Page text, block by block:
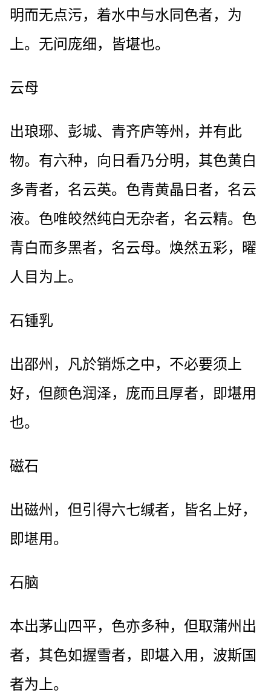
明而无点污，着水中与水同色者，为
上。无问庞细，皆堪也。
云母
出琅琊、彭城、青齐庐等州，并有此
物。有六种，向日看乃分明，其色黄白
多青者，名云英。色青黄晶日者，名云
液。色唯皎然纯白无杂者，名云精。色
青白而多黑者，名云母。焕然五彩，曜
人目为上。
石锺乳
出邵州，凡於销烁之中，不必要须上
好，但颜色润泽，庞而且厚者，即堪用
也。
磁石
出磁州，但引得六七缄者，皆名上好，
即堪用。
石脑
本出茅山四平，色亦多种，但取蒲州出
者，其色如握雪者，即堪入用，波斯国
者为上。